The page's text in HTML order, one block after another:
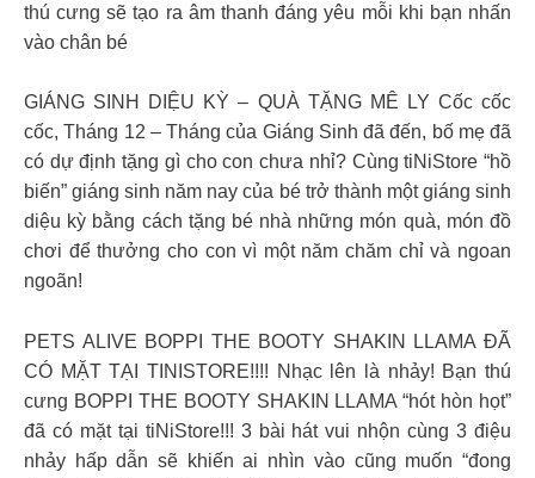
thú cưng sẽ tạo ra âm thanh đáng yêu mỗi khi bạn nhấn
vào chân bé
GIÁNG SINH DIỆU KỲ – QUÀ TẶNG MÊ LY Cốc cốc
cốc, Tháng 12 – Tháng của Giáng Sinh đã đến, bố mẹ đã
có dự định tặng gì cho con chưa nhỉ? Cùng tiNiStore “hồ
biến” giáng sinh năm nay của bé trở thành một giáng sinh
diệu kỳ bằng cách tặng bé nhà những món quà, món đồ
chơi để thưởng cho con vì một năm chăm chỉ và ngoan
ngoãn!
PETS ALIVE BOPPI THE BOOTY SHAKIN LLAMA ĐÃ
CÓ MẶT TẠI TINISTORE!!!! Nhạc lên là nhảy! Bạn thú
cưng BOPPI THE BOOTY SHAKIN LLAMA “hót hòn họt”
đã có mặt tại tiNiStore!!! 3 bài hát vui nhộn cùng 3 điệu
nhảy hấp dẫn sẽ khiến ai nhìn vào cũng muốn “đong